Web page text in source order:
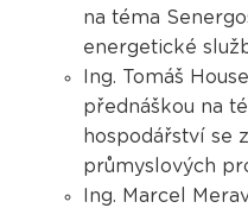
na téma
energetické
Ing. Tomáš
přednáškou na
hospodářství se
průmyslových
Ing. Marcel